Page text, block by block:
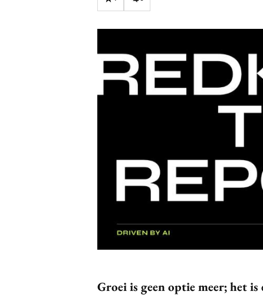
Interne
Martech
Groei is geen optie meer; het